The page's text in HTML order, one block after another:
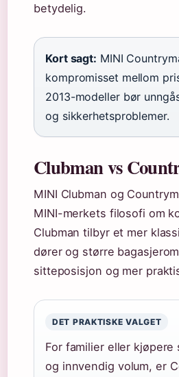
betydelig.
Kort sagt: MINI
kompromisset mellom
2013-modeller bør
og sikkerhetsproblemer.
Clubman vs
MINI Clubman og
MINI-merkets filosofi om
Clubman tilbyr et mer
dører og større
sitteposisjon og mer
DET PRAKTISKE VALGET
For familier eller
og innvendig volum, er